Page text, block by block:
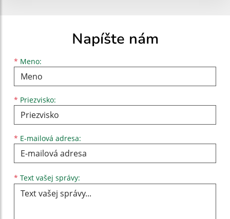
Napíšte nám
* Meno:
Meno
* Priezvisko:
Priezvisko
* E-mailová adresa:
E-mailová adresa
* Text vašej správy: